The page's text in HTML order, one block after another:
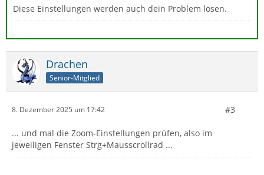
Diese Einstellungen werden auch dein Problem lösen.
Drachen
Senior-Mitglied
8. Dezember 2025 um 17:42 #3
... und mal die Zoom-Einstellungen prüfen, also im
jeweiligen Fenster Strg+Mausscrollrad ...